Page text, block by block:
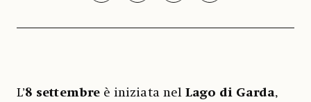
L’8 settembre è iniziata nelLago di Garda,